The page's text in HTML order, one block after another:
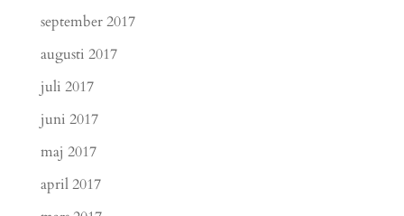
september 2017
augusti 2017
juli 2017
juni 2017
maj 2017
april 2017